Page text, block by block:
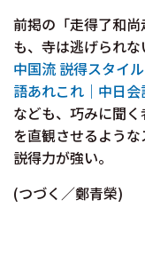
前掲の「走得了和
も、寺は逃げられな
中国流 説得スタイ
語あれこれ｜中日
なども、巧みに聞
を直観させるような
説得力が強い。
(つづく／鄭青榮)